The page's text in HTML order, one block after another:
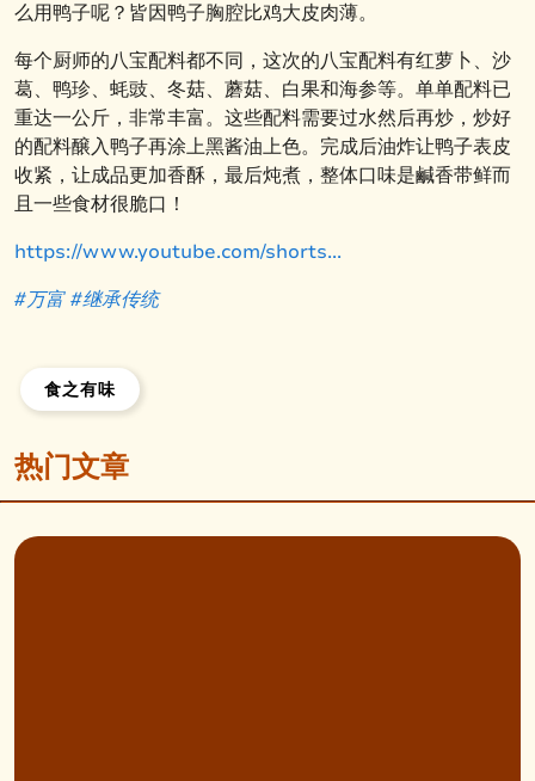
么用鸭子呢？皆因鸭子胸腔比鸡大皮肉薄。
每个厨师的八宝配料都不同，这次的八宝配料有红萝卜、沙
葛、鸭珍、蚝豉、冬菇、蘑菇、白果和海参等。单单配料已
重达一公斤，非常丰富。这些配料需要过水然后再炒，炒好
的配料醸入鸭子再涂上黑酱油上色。完成后油炸让鸭子表皮
收紧，让成品更加香酥，最后炖煮，整体口味是鹹香带鲜而
且一些食材很脆口！
https://www.youtube.com/shorts...
#万富 #继承传统
食之有味
热门文章